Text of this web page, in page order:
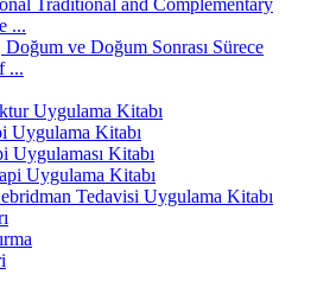
Traditional and Complementary
...
ve Doğum Sonrası Sürece
...
Uygulama Kitabı
Uygulama Kitabı
Uygulaması Kitabı
Uygulama Kitabı
Tedavisi Uygulama Kitabı